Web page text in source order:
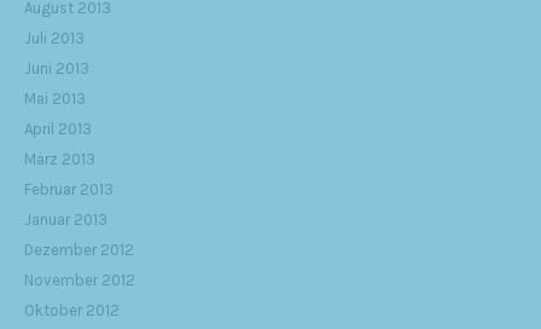
August 2013
Juli 2013
Juni 2013
Mai 2013
April 2013
März 2013
Februar 2013
Januar 2013
Dezember 2012
November 2012
Oktober 2012